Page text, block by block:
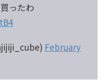
ったわ
February